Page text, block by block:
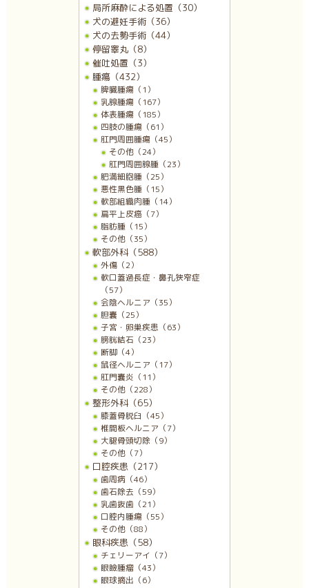
局所麻酔による処置（30）
犬の避妊手術（36）
犬の去勢手術（44）
停留睾丸（8）
催吐処置（3）
腫瘍（432）
脾臓腫瘍（1）
乳腺腫瘍（167）
体表腫瘍（185）
四肢の腫瘍（61）
肛門周囲腫瘍（45）
その他（24）
肛門周囲腺腫（23）
肥満細胞腫（25）
悪性黒色腫（15）
軟部組織肉腫（14）
扁平上皮癌（7）
脂肪腫（15）
その他（35）
軟部外科（588）
外傷（2）
軟口蓋過長症・鼻孔狭窄症
（57）
会陰ヘルニア（35）
胆嚢（25）
子宮・卵巣疾患（63）
膀胱結石（23）
断脚（4）
鼠径ヘルニア（17）
肛門嚢炎（11）
その他（228）
整形外科（65）
膝蓋骨脱臼（45）
椎間板ヘルニア（7）
大腿骨頭切除（9）
その他（7）
口腔疾患（217）
歯周病（46）
歯石除去（59）
乳歯抜歯（21）
口腔内腫瘍（55）
その他（88）
眼科疾患（58）
チェリーアイ（7）
眼瞼腫瘤（43）
眼球摘出（6）